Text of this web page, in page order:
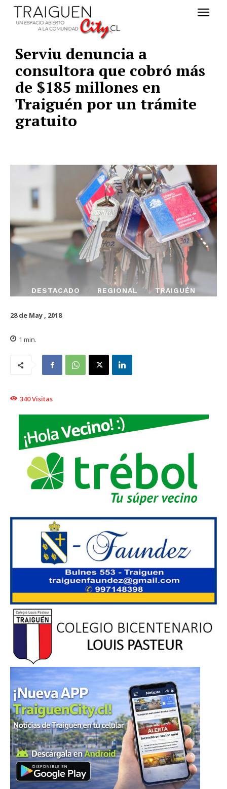
Serviu denuncia a
consultora que cobró más
de $185 millones en
Traiguén por un trámite
gratuito
DESTACADO REGIONAL TRAIGUÉN
28 de May , 2018
1 min.
340Visitas